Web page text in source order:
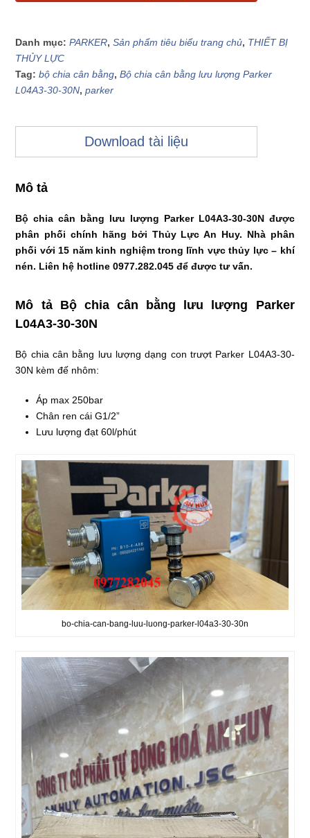
Danh mục:PARKER,Sản phẩm tiêu biểu trang chủ, THIẾT BỊ
THỦY LỰC
Tag:bộ chia cân bằng,Bộ chia cân bằng lưu lượng Parker
L04A3-30-30N,parker
Download tài liệu
Mô tả
Bộ chia cân bằng lưu lượng Parker L04A3-30-30N được
phân phối chính hãng bởi Thủy Lực An Huy. Nhà phân
phối với 15 năm kinh nghiệm trong lĩnh vực thủy lực – khí
nén. Liên hệ hotline 0977.282.045 để được tư vấn.
Mô tả Bộ chia cân bằng lưu lượng Parker
L04A3-30-30N
Bộ chia cân bằng lưu lượng dạng con trượt Parker L04A3-30-
30N kèm đế nhôm:
Áp max 250bar
Chân ren cái G1/2”
Lưu lượng đạt 60l/phút
bo-chia-can-bang-luu-luong-parker-l04a3-30-30n